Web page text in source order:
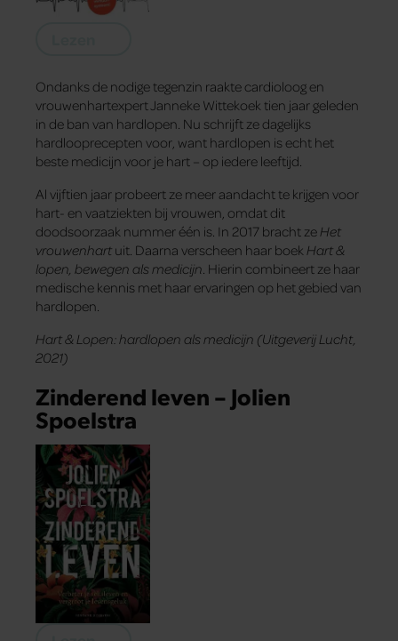
Ondanks de nodige tegenzin raakte cardioloog en
vrouwenhartexpert Janneke Wittekoek tien jaar geleden
in de ban van hardlopen. Nu schrijft ze dagelijks
hardlooprecepten voor, want hardlopen is echt het
beste medicijn voor je hart – op iedere leeftijd.
Al vijftien jaar probeert ze meer aandacht te krijgen voor
hart- en vaatziekten bij vrouwen, omdat dit
doodsoorzaak nummer één is. In 2017 bracht ze Het
vrouwenhart uit. Daarna verscheen haar boek Hart &
lopen, bewegen als medicijn . Hierin combineert ze haar
medische kennis met haar ervaringen op het gebied van
hardlopen.
Hart & Lopen: hardlopen als medicijn (Uitgeverij Lucht,
2021)
Zinderend leven – Jolien
Spoelstra